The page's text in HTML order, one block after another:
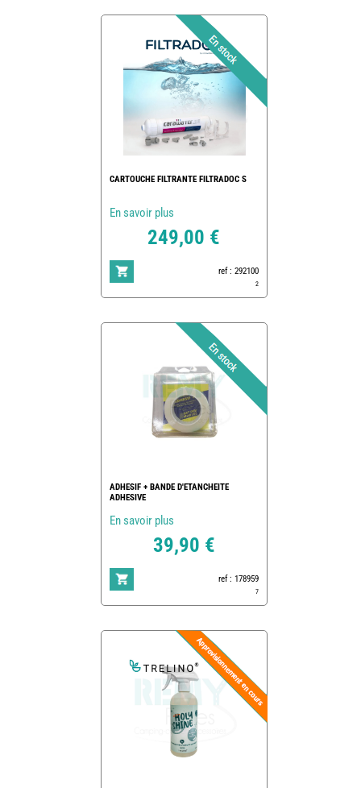
CARTOUCHE FILTRANTE FILTRADOC S
En savoir plus
249,00 €
ref : 292100
2
ADHESIF + BANDE D'ETANCHEITE
ADHESIVE
En savoir plus
39,90 €
ref : 178959
7